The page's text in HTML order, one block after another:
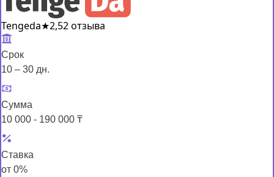
Tengeda★2,52 отзыва
Срок
10 – 30 дн.
Сумма
10 000 - 190 000 ₸
Ставка
от 0%